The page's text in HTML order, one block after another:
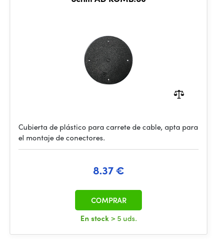
Cubierta de plástico para carrete de cable, apta para
el montaje de conectores.
8.37 €
En stock > 5 uds.
COMPRAR